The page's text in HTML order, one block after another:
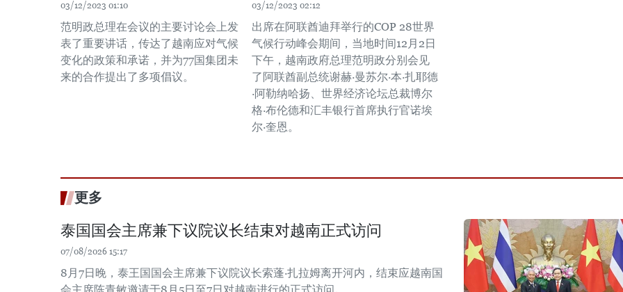
03/12/2023 01:10
范明政总理在会议的主要讨论会上发
表了重要讲话，传达了越南应对气候
变化的政策和承诺，并为77国集团未
来的合作提出了多项倡议。
03/12/2023 02:12
出席在阿联酋迪拜举行的COP 28世界
气候行动峰会期间，当地时间12月2日
下午，越南政府总理范明政分别会见
了阿联酋副总统谢赫·曼苏尔·本·扎耶德
·阿勒纳哈扬、世界经济论坛总裁博尔
格·布伦德和汇丰银行首席执行官诺埃
尔·奎恩。
更多
泰国国会主席兼下议院议长结束对越南正式访问
07/08/2026 15:17
8月7日晚，泰王国国会主席兼下议院议长索蓬·扎拉姆离开河内，结束应越南国